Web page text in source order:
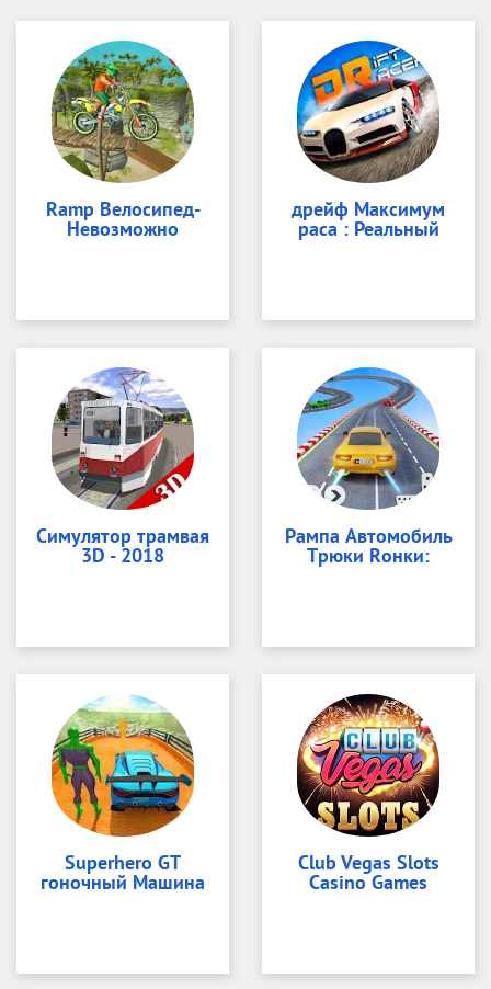
Ramp Велосипед-
Невозможно
дрейф Максимум
раса : Реальный
Симулятор трамвая
3D - 2018
Pампа Aвтомобиль
Tрюки Rонки:
Superhero GT
гоночный Машина
Club Vegas Slots
Casino Games